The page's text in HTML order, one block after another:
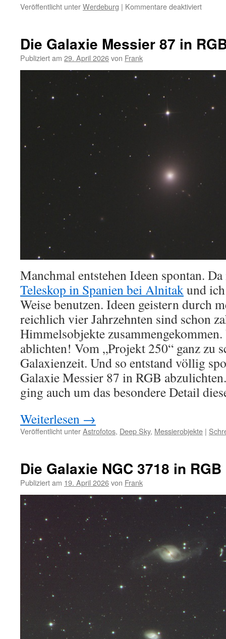
Veröffentlicht unterWerdeburg | Kommentare deaktiviertfür
und
Die Galaxie Messier 87 in
Publiziert am 29. April 2026von Frank
Manchmal entstehen Ideen spontan.
Teleskop in Spanien bei Alnitakund
Weise benutzen. Ideen geistern durch
reichlich vier Jahrzehnten sind schon
Himmelsobjekte
ablichten! Vom „Projekt 250“ ganz zu
Galaxienzeit. Und so entstand völlig
Galaxie Messier 87 in RGB
ging auch um das besondere Detail
Weiterlesen →
Veröffentlicht unterAstrofotos, Deep Sky, Messierobjekte |
Die Galaxie NGC 3718 in RGB
Publiziert am 19. April 2026von Frank